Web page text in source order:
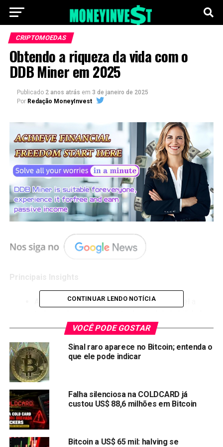
CRIPTOMOEDAS
Obtendo a riqueza da vida com o
DDB Miner em 2025
Publicado 2 anos atrás em 3 de janeiro de 2025
Por Redação MoneyInvest
Principais Insights
A mineração em nuvem agora está acessível a
ou experiência.
ODDB Miner
se destaca entre as opções de
mineração em nuvem, permitindo que os usuários
aluguem poder de mineração e minerem
criptomoedas de casa.
A plataforma oferece acessibilidade de primeira
linha, segurança 24 horas por dia, 7 dias por
semana, registro fácil, ofertas lucrativas e muito
mais.
CONTINUAR LENDO NOTÍCIA
VOCÊ PODE GOSTAR
Sinal raro aparece no Bitcoin; entenda o
que ele pode indicar
Falha silenciosa na COLDCARD já
custou US$ 88,6 milhões em Bitcoin
Bitcoin a US$ 65 mil: halving se